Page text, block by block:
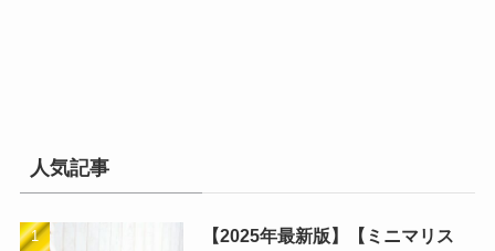
人気記事
【2025年最新版】【ミニマリス